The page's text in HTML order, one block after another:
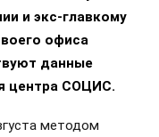
и экс-главкому
офиса
данные
центра СОЦИС.
методом